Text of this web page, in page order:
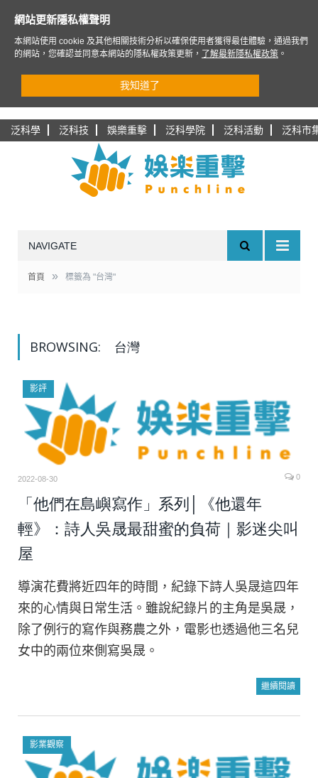
泛科學 泛科技 娛樂重擊 泛科學院 泛科活動 泛科市
NAVIGATE
首頁 » 標籤為 "台灣"
BROWSING: 台灣
影評
2022-08-30 0
「他們在島嶼寫作」系列│《他還年
輕》：詩人吳晟最甜蜜的負荷｜影迷尖叫
屋
導演花費將近四年的時間，紀錄下詩人吳晟這四年
來的心情與日常生活。雖說紀錄片的主角是吳晟，
除了例行的寫作與務農之外，電影也透過他三名兒
女中的兩位來側寫吳晟。
繼續閱讀
影業觀察
網站更新隱私權聲明
本網站使用 cookie 及其他相關技術分析以確保使用者獲得最佳體驗，通過我們
的網站，您確認並同意本網站的隱私權政策更新，
了解最新隱私權政策 。
我知道了